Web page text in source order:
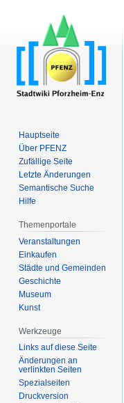
Hauptseite
Über PFENZ
Zufällige Seite
Letzte Änderungen
Semantische Suche
Hilfe
Themenportale
Veranstaltungen
Einkaufen
Städte und Gemeinden
Geschichte
Museum
Kunst
Werkzeuge
Links auf diese Seite
Änderungen an
verlinkten Seiten
Spezialseiten
Druckversion